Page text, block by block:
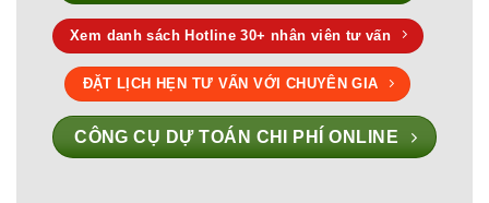
Xem danh sách Hotline 30+ nhân viên tư vấn
ĐẶT LỊCH HẸN TƯ VẤN VỚI CHUYÊN GIA
CÔNG CỤ DỰ TOÁN CHI PHÍ ONLINE